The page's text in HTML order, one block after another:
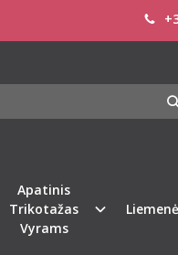
Apatinis
Trikotažas
Vyrams